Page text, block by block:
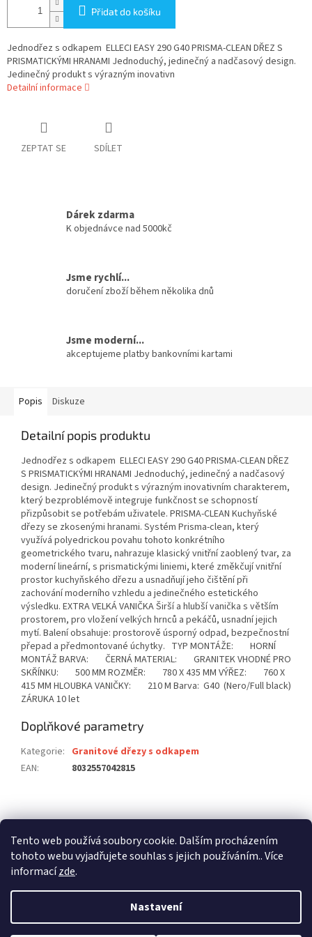
Tento web používá soubory cookie. Dalším procházením
tohoto webu vyjadřujete souhlas s jejich používáním.. Více
informacízde.
Nastavení
Přidat do košíku
Jednodřez s odkapem ELLECI EASY 290 G40 PRISMA-CLEAN DŘEZ S
PRISMATICKÝMI HRANAMI Jednoduchý, jedinečný a nadčasový design.
Jedinečný produkt s výrazným inovativn
Detailní informace
ZEPTAT SE SDÍLET
Dárek zdarma
K objednávce nad 5000kč
Jsme rychlí...
doručení zboží během několika dnů
Jsme moderní...
akceptujeme platby bankovními kartami
Popis Diskuze
Detailní popis produktu
Jednodřez s odkapem ELLECI EASY 290 G40 PRISMA-CLEAN DŘEZ
S PRISMATICKÝMI HRANAMI Jednoduchý, jedinečný a nadčasový
design. Jedinečný produkt s výrazným inovativním charakterem,
který bezproblémově integruje funkčnost se schopností
přizpůsobit se potřebám uživatele. PRISMA-CLEAN Kuchyňské
dřezy se zkosenými hranami. Systém Prisma-clean, který
využívá polyedrickou povahu tohoto konkrétního
geometrického tvaru, nahrazuje klasický vnitřní zaoblený tvar, za
moderní lineární, s prismatickými liniemi, které změkčují vnitřní
prostor kuchyňského dřezu a usnadňují jeho čištění při
zachování moderního vzhledu a jedinečného estetického
výsledku. EXTRA VELKÁ VANIČKA Širší a hlubší vanička s větším
prostorem, pro vložení velkých hrnců a pekáčů, usnadní jejich
mytí. Balení obsahuje: prostorově úsporný odpad, bezpečnostní
přepad a předmontované úchytky. TYP MONTÁŽE: HORNÍ
MONTÁŽ BARVA: ČERNÁ MATERIAL: GRANITEK VHODNÉ PRO
SKŘÍNKU: 500 MM ROZMĚR: 780 X 435 MM VÝŘEZ: 760 X
415 MM HLOUBKA VANIČKY: 210 M Barva: G40 (Nero/Full black)
ZÁRUKA 10 let
Doplňkové parametry
Kategorie: Granitové dřezy s odkapem
EAN: 8032557042815
á
stavební pouzdra SCRIGNO
Vytvořil Shoptet